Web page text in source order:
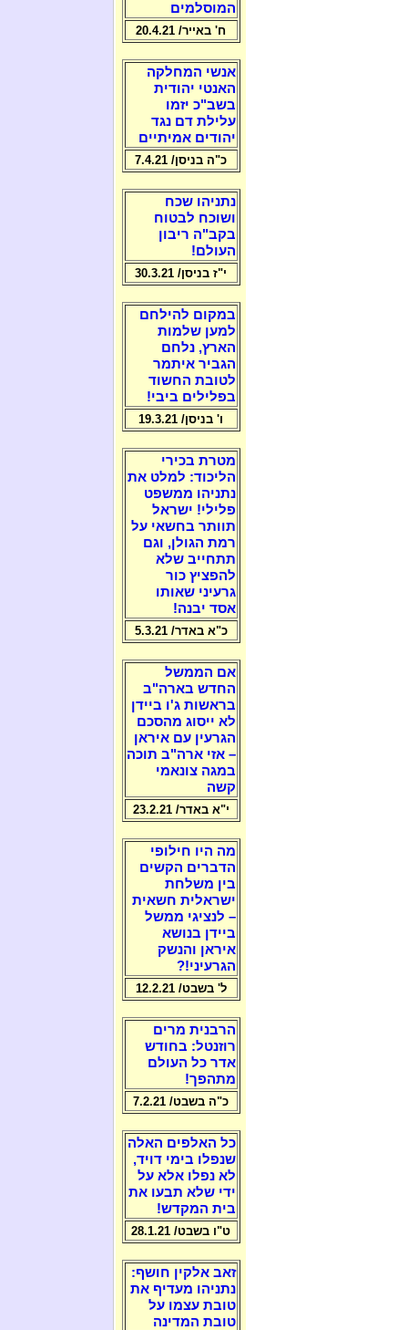
המוסלמים
ח' באייר/ 20.4.21
אנשי המחלקה
האנטי יהודית
בשב"כ יזמו
עלילת דם נגד
יהודים אמיתיים
כ"ה בניסן/ 7.4.21
נתניהו שכח
ושוכח לבטוח
בקב"ה ריבון
העולם!
י"ז בניסן/ 30.3.21
במקום להילחם
למען שלמות
הארץ, נלחם
הגביר איתמר
לטובת החשוד
בפלילים ביבי!
ו' בניסן/ 19.3.21
מטרת בכירי
הליכוד: למלט את
נתניהו ממשפט
פלילי! ישראל
תוותר בחשאי על
רמת הגולן, וגם
תתחייב שלא
להפציץ כור
גרעיני שאותו
אסד יבנה!
כ"א באדר/ 5.3.21
אם הממשל
החדש בארה"ב
בראשות ג'ו ביידן
לא ייסוג מהסכם
הגרעין עם איראן
– אזי ארה"ב תוכה
במגה צונאמי
קשה
י"א באדר/ 23.2.21
מה היו חילופי
הדברים הקשים
בין משלחת
ישראלית חשאית
– לנציגי ממשל
ביידן בנושא
איראן והנשק
הגרעיני!?
ל' בשבט/ 12.2.21
הרבנית מרים
רוזנטל: בחודש
אדר כל העולם
מתהפך!
כ"ה בשבט/ 7.2.21
כל האלפים האלה
שנפלו בימי דויד,
לא נפלו אלא על
ידי שלא תבעו את
בית המקדש!
ט"ו בשבט/ 28.1.21
זאב אלקין חושף:
נתניהו מעדיף את
טובת עצמו על
טובת המדינה